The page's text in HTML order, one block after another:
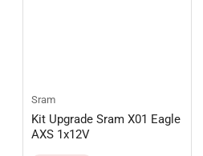
Sram
Kit Upgrade Sram X01 Eagle
AXS 1x12V